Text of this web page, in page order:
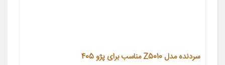
سردنده مدل Z5010 مناسب برای پژو 405